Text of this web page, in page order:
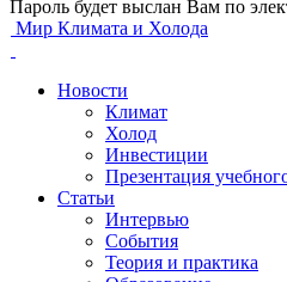
Пароль будет выслан Вам по
Мир Климата и Холода
Новости
Климат
Холод
Инвестиции
Презентация
Статьи
Интервью
События
Теория и практика